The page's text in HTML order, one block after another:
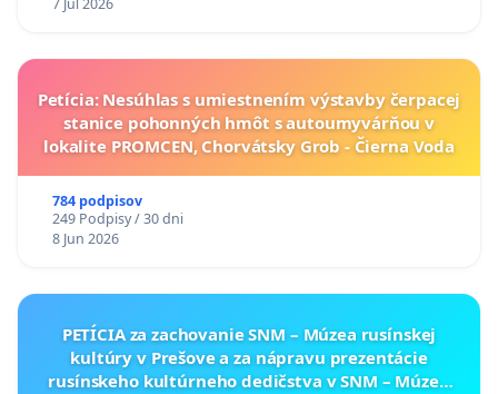
7 Jul 2026
Petícia: Nesúhlas s umiestnením výstavby čerpacej
stanice pohonných hmôt s autoumyvárňou v
lokalite PROMCEN, Chorvátsky Grob - Čierna Voda
784 podpisov
249 Podpisy / 30 dni
8 Jun 2026
PETÍCIA za zachovanie SNM – Múzea rusínskej
kultúry v Prešove a za nápravu prezentácie
rusínskeho kultúrneho dedičstva v SNM – Múzeu